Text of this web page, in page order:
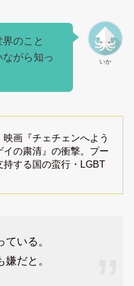
いか
のこと
がら知っ
映画『チェチェンへよう
の粛清』の衝撃。プー
持する国の蛮行・LGBT
いる。
だと。